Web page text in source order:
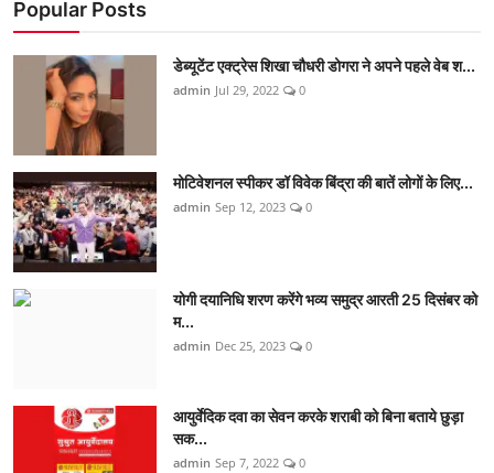
Popular Posts
डेब्यूटेंट एक्ट्रेस शिखा चौधरी डोगरा ने अपने पहले वेब श...
admin Jul 29, 2022 0
मोटिवेशनल स्पीकर डॉ विवेक बिंद्रा की बातें लोगों के लिए...
admin Sep 12, 2023 0
योगी दयानिधि शरण करेंगे भव्य समुद्र आरती 25 दिसंबर को
म...
admin Dec 25, 2023 0
आयुर्वेदिक दवा का सेवन करके शराबी को बिना बताये छुड़ा
सक...
admin Sep 7, 2022 0